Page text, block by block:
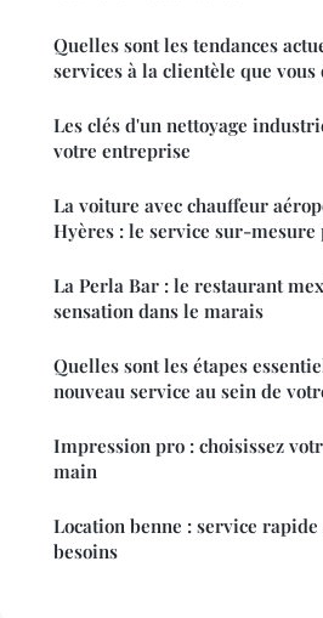
Quelles sont les tendances
services à la clientèle que vous
Les clés d'un nettoyage
votre entreprise
La voiture avec chauffeur
Hyères : le service sur-
La Perla Bar : le restaurant
sensation dans le marais
Quelles sont les étapes
nouveau service au sein de
Impression pro : choisissez
main
Location benne : service rapide
besoins